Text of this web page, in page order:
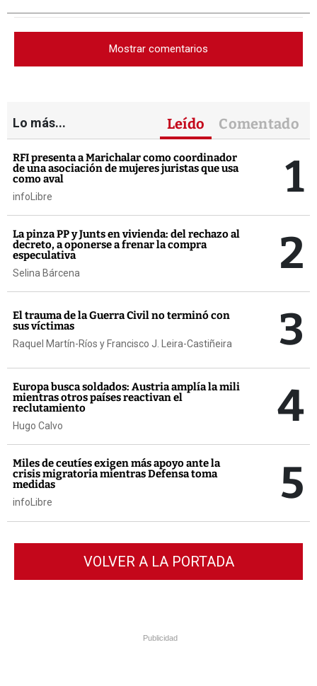
Mostrar comentarios
Lo más... Leído Comentado
RFI presenta a Marichalar como coordinador
de una asociación de mujeres juristas que usa
como aval
infoLibre 1
La pinza PP y Junts en vivienda: del rechazo al
decreto, a oponerse a frenar la compra
especulativa
Selina Bárcena 2
El trauma de la Guerra Civil no terminó con
sus víctimas
Raquel Martín-Ríos y Francisco J. Leira-Castiñeira 3
Europa busca soldados: Austria amplía la mili
mientras otros países reactivan el
reclutamiento
Hugo Calvo 4
Miles de ceutíes exigen más apoyo ante la
crisis migratoria mientras Defensa toma
medidas
infoLibre 5
VOLVER A LA PORTADA
Publicidad